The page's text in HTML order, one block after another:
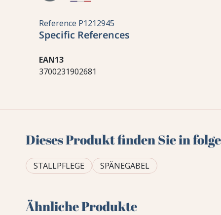
Reference P1212945
Specific References
EAN13
3700231902681
Dieses Produkt finden Sie in
STALLPFLEGE SPÄNEGABEL
Ähnliche Produkte